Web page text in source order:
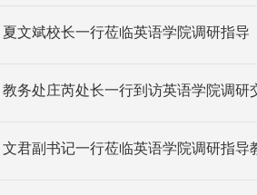
夏文斌校长一行莅临英语学院调研指导
教务处庄芮处长一行到访英语学院调研
文君副书记一行莅临英语学院调研指